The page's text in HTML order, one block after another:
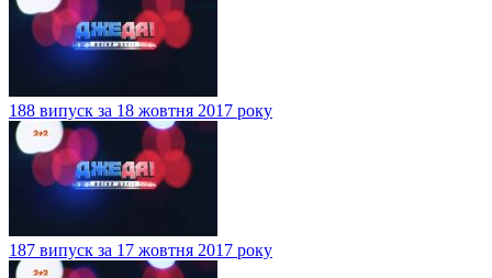
188 випуск за 18 жовтня 2017 року
187 випуск за 17 жовтня 2017 року